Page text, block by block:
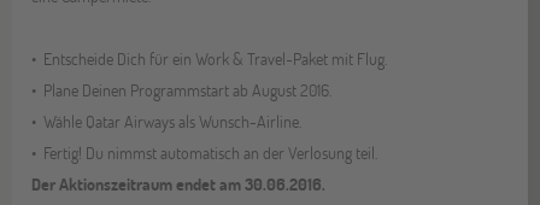
Entscheide Dich für ein Work & Travel-Paket mit Flug.
Plane Deinen Programmstart ab August 2016.
Wähle Qatar Airways als Wunsch-Airline.
Fertig! Du nimmst automatisch an der Verlosung teil.
Der Aktionszeitraum endet am 30.06.2016.